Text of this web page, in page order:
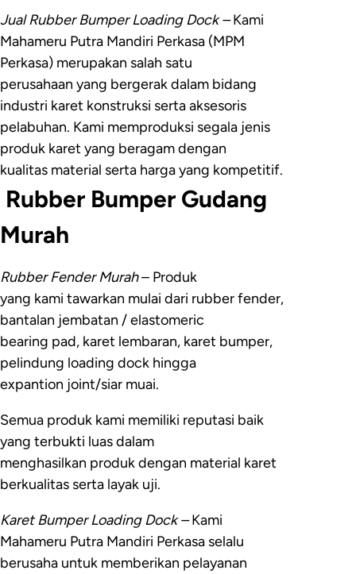
Jual Rubber Bumper Loading Dock –Kami
Mahameru Putra Mandiri Perkasa (MPM
Perkasa) merupakan salah satu
perusahaan yang bergerak dalam bidang
industri karet konstruksi serta aksesoris
pelabuhan. Kami memproduksi segala jenis
produk karet yang beragam dengan
kualitas material serta harga yang kompetitif.
Rubber Bumper Gudang
Murah
Rubber Fender Murah– Produk
yang kami tawarkan mulai dari rubber fender,
bantalan jembatan / elastomeric
bearing pad, karet lembaran, karet bumper,
pelindung loading dock hingga
expantion joint/siar muai.
Semua produk kami memiliki reputasi baik
yang terbukti luas dalam
menghasilkan produk dengan material karet
berkualitas serta layak uji.
Karet Bumper Loading Dock –Kami
Mahameru Putra Mandiri Perkasa selalu
berusaha untuk memberikan pelayanan